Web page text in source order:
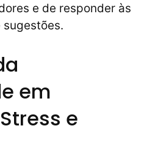
e de responder às
sugestões.
em
e